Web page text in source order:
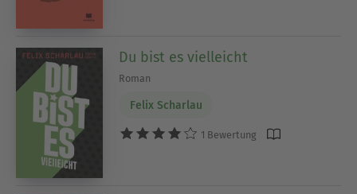
Du bist es vielleicht
Roman
Felix Scharlau
1 Bewertung